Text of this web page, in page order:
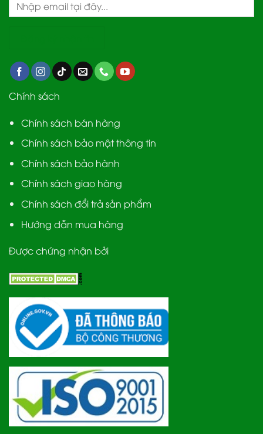
Chính sách
Chính sách bán hàng
Chính sách bảo mật thông tin
Chính sách bảo hành
Chính sách giao hàng
Chính sách đổi trả sản phẩm
Hướng dẫn mua hàng
Được chứng nhận bởi